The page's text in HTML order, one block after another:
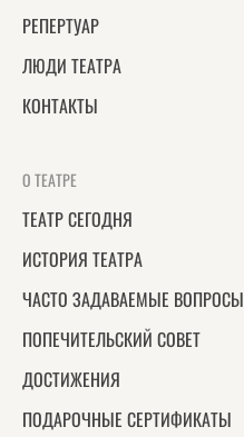
РЕПЕРТУАР
ЛЮДИ ТЕАТРА
КОНТАКТЫ
О ТЕАТРЕ
ТЕАТР СЕГОДНЯ
ИСТОРИЯ ТЕАТРА
ЧАСТО ЗАДАВАЕМЫЕ ВОПРОСЫ
ПОПЕЧИТЕЛЬСКИЙ СОВЕТ
ДОСТИЖЕНИЯ
ПОДАРОЧНЫЕ СЕРТИФИКАТЫ